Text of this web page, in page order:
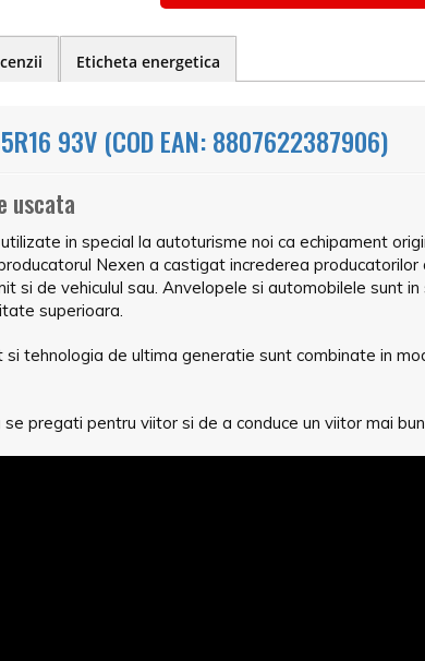
Eticheta energetica
93V (COD EAN: 8807622387906)
uscata
in special la autoturisme noi ca echipament
Nexen a castigat increderea
si de vehiculul sau. Anvelopele si automobilele
superioara.
tehnologia de ultima generatie sunt combinate in
pregati pentru viitor si de a conduce un viitor mai